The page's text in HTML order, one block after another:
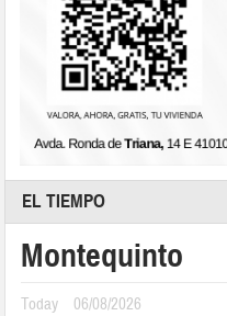
EL TIEMPO
Montequinto
Today 06/08/2026